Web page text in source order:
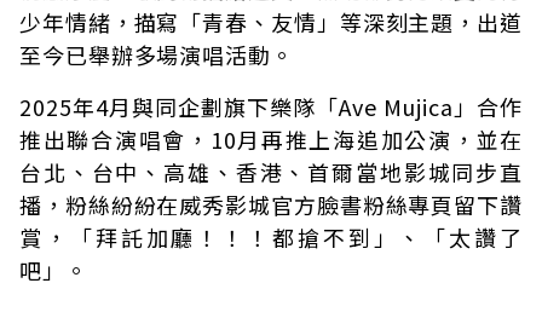
少年情緒，描寫「青春、友情」等深刻主題，出道
至今已舉辦多場演唱活動。
2025年4月與同企劃旗下樂隊「Ave Mujica」合作
推出聯合演唱會，10月再推上海追加公演，並在
台北、台中、高雄、香港、首爾當地影城同步直
播，粉絲紛紛在威秀影城官方臉書粉絲專頁留下讚
賞，「拜託加廳！！！都搶不到」、「太讚了
吧」。